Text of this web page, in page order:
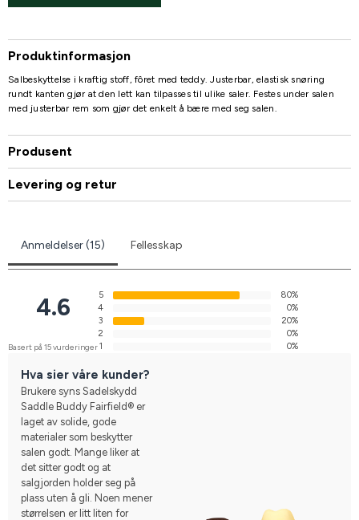
Produktinformasjon
Salbeskyttelse i kraftig stoff, fôret med teddy. Justerbar, elastisk snøring
rundt kanten gjør at den lett kan tilpasses til ulike saler. Festes under salen
med justerbar rem som gjør det enkelt å bære med seg salen.
Produsent
Levering og retur
Anmeldelser (15) Fellesskap
4.6
Basert på 15 vurderinger
5
80%
4
0%
3
20%
2
0%
1
0%
Hva sier våre kunder?
Brukere syns Sadelskydd
Saddle Buddy Fairfield® er
laget av solide, gode
materialer som beskytter
salen godt. Mange liker at
det sitter godt og at
salgjorden holder seg på
plass uten å gli. Noen mener
størrelsen er litt liten for